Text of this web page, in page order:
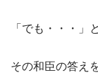
「でも・・・」
その和臣の答え